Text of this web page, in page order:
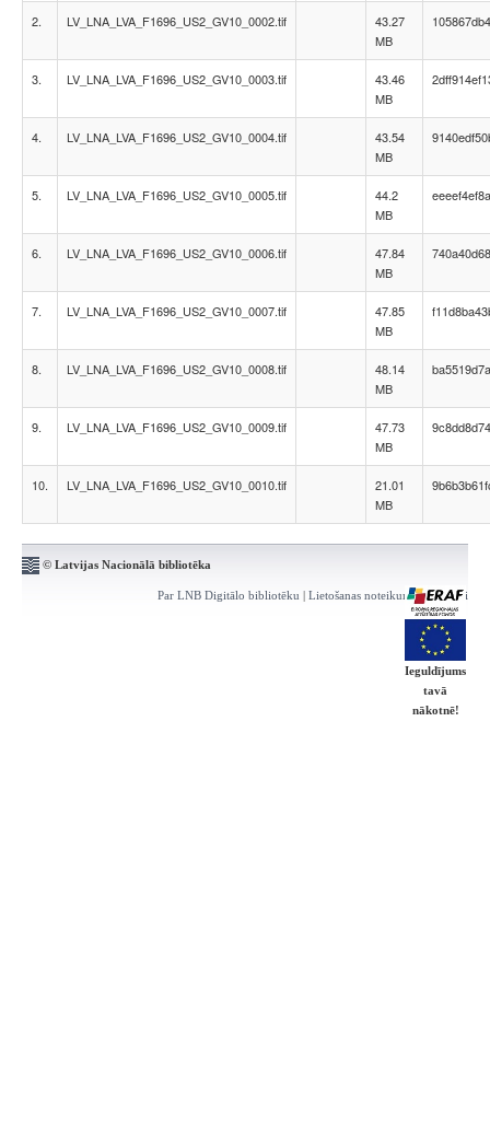
2. LV_LNA_LVA_F1696_US2_GV10_0002.tif
43.27
MB
3. LV_LNA_LVA_F1696_US2_GV10_0003.tif
43.46
MB
4. LV_LNA_LVA_F1696_US2_GV10_0004.tif
43.54
MB
5. LV_LNA_LVA_F1696_US2_GV10_0005.tif
44.2
MB
6. LV_LNA_LVA_F1696_US2_GV10_0006.tif
47.84
MB
7. LV_LNA_LVA_F1696_US2_GV10_0007.tif
47.85
MB
8. LV_LNA_LVA_F1696_US2_GV10_0008.tif
48.14
MB
9. LV_LNA_LVA_F1696_US2_GV10_0009.tif
47.73
MB
10. LV_LNA_LVA_F1696_US2_GV10_0010.tif
21.01
MB
© Latvijas Nacionālā bibliotēka
Par LNB Digitālo bibliotēku | Lietošanas noteikumi | Kontakti
Ieguldījums
tavā
nākotnē!